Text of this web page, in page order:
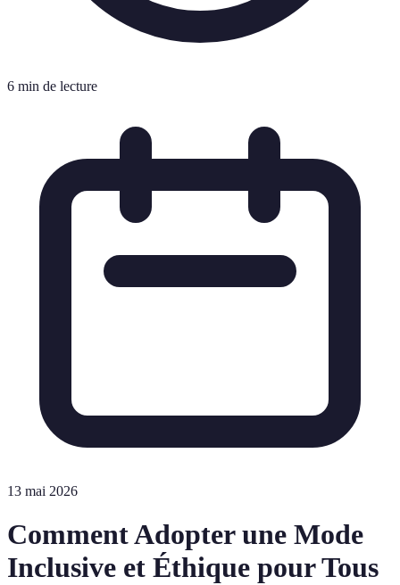
6 min de lecture
13 mai 2026
Comment Adopter une Mode
Inclusive et Éthique pour Tous